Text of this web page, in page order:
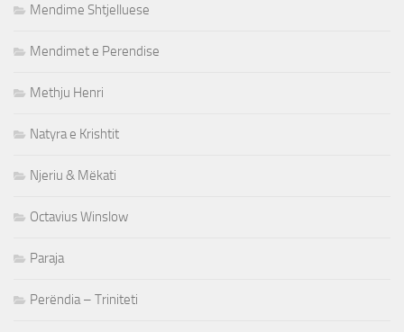
Mendime Shtjelluese
Mendimet e Perendise
Methju Henri
Natyra e Krishtit
Njeriu & Mëkati
Octavius Winslow
Paraja
Perëndia – Triniteti